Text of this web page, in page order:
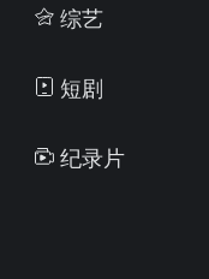
综艺
短剧
纪录片